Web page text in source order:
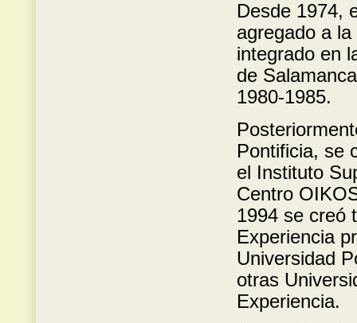
Desde 1974,
agregado a
integrado en
de
1980-1985.
Pontificia, se
el Instituto
Centro
1994 se creó
Experiencia
Universidad
otras
Experiencia.